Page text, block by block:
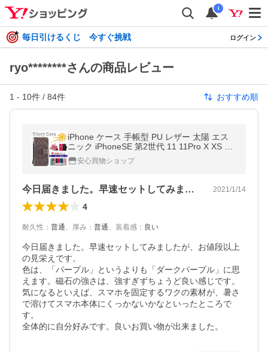
i
毎日引けるくじ 今すぐ挑戦 ログイン
ryo********さんの商品レビュー
1 - 10件 / 84件 おすすめ順
iPhone ケース 手帳型 PU レザー 太陽 エス
ニック iPhoneSE 第2世代 11 11Pro X XS XR
7 8 SE 用 アイフォン カバー スマホ アイホ
ン 新SE SE2
安心買物ショップ
今日届きました。早速セットしてみました… 2021/1/14
4
耐久性 ： 普通、 厚み ： 普通、 装着感 ： 良い
今日届きました。早速セットしてみましたが、お値段以上
の見栄えです。
色は、「パープル」というよりも「ダークパープル」に思
えます。磁石の強さは、強すぎずちょうど良い感じです。
気になるといえば、スマホを固定するワクの素材が、暑さ
で溶けてスマホ本体にくっかないかなといったところで
す。
全体的に自分好みです。良いお買い物が出来ました。